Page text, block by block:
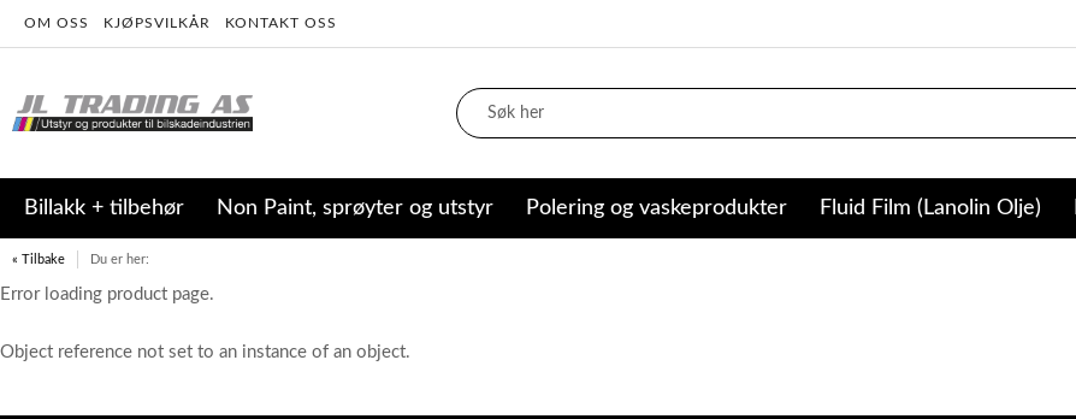
OM OSS KJØPSVILKÅR KONTAKT OSS
Billakk + tilbehør Non Paint, sprøyter og utstyr Polering og vaskeprodukter Fluid Film (Lanolin Olje)
« Tilbake Du er her:
Error loading product page.
Object reference not set to an instance of an object.